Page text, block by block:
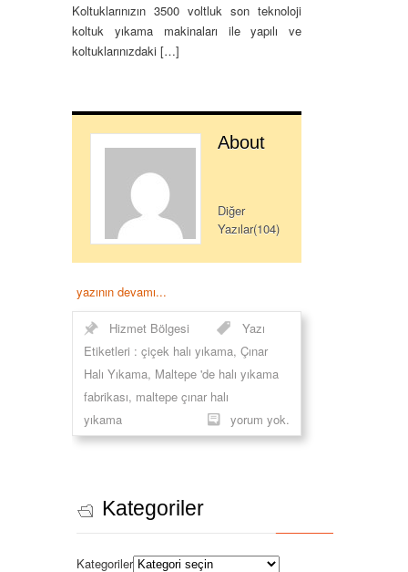
Koltuklarınızın 3500 voltluk son teknoloji
koltuk yıkama makinaları ile yapılı ve
koltuklarınızdaki […]
About
Diğer
Yazılar(104)
yazının devamı...
Hizmet Bölgesi
Yazı
Etiketleri : çiçek halı yıkama, Çınar
Halı Yıkama, Maltepe 'de halı yıkama
fabrikası, maltepe çınar halı
yıkama
yorum yok.
Kategoriler
Kategoriler